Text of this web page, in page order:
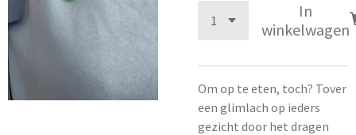
In
winkelwagen
Om op te eten, toch? Tover
een glimlach op ieders
gezicht door het dragen